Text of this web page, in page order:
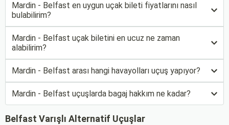
Mardin - Belfast en uygun uçak bileti fiyatlarını nasıl
bulabilirim?
Mardin - Belfast uçak biletini en ucuz ne zaman
alabilirim?
Mardin - Belfast arası hangi havayolları uçuş yapıyor?
Mardin - Belfast uçuşlarda bagaj hakkım ne kadar?
Belfast Varışlı Alternatif Uçuşlar